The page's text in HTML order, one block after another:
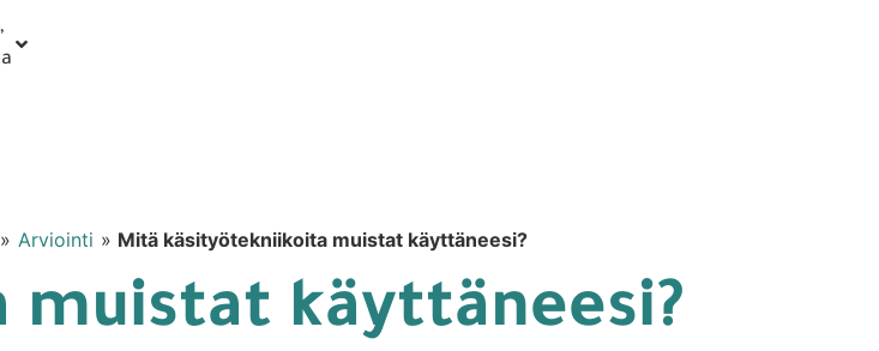
» Arviointi » Mitä käsityötekniikoita muistat käyttäneesi?
käyttäneesi?